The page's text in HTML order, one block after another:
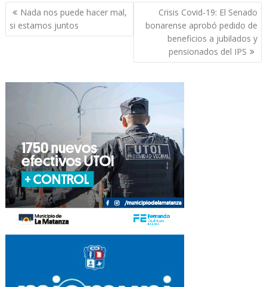
Navegación
de
entradas
Nada nos puede hacer mal,
si estamos juntos
Crisis Covid-19: El Senado
bonarense aprobó pedido de
beneficios a jubilados y
pensionados del IPS